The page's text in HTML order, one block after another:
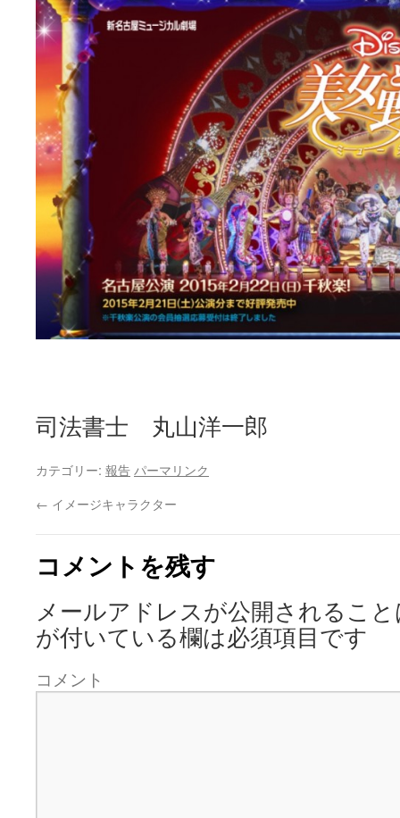
司法書士 丸山洋一郎
カテゴリー: 報告パーマリンク
← イメージキャラクター
コメントを残す
メールアドレスが公開されるこ
が付いている欄は必須項目です
コメント